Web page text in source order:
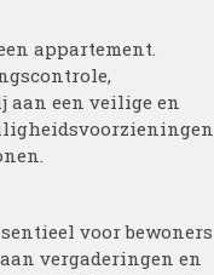
appartement.
aan een veilige en
voor bewoners
vergaderingen en